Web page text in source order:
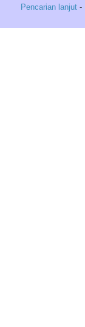
Pencarian lanjut -